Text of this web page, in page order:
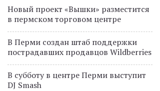
Новый проект «Вышки» разместится
в пермском торговом центре
В Перми создан штаб поддержки
пострадавших продавцов Wildberries
В субботу в центре Перми выступит
DJ Smash